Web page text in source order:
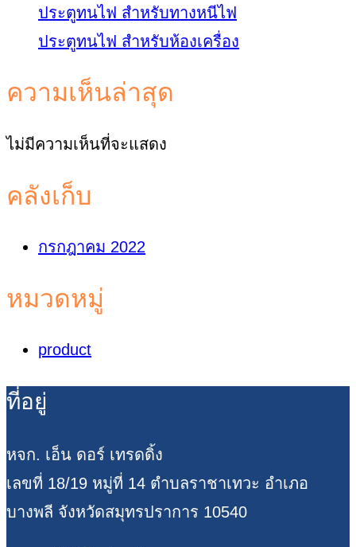
ประตูทนไฟ สำหรับทางหนีไฟ
ประตูทนไฟ สำหรับห้องเครื่อง
ความเห็นล่าสุด
ไม่มีความเห็นที่จะแสดง
คลังเก็บ
กรกฎาคม 2022
หมวดหมู่
product
ที่อยู่
หจก. เอ็น ดอร์ เทรดดิ้ง
เลขที่ 18/19 หมู่ที่ 14 ตำบลราชาเทวะ อำเภอ
บางพลี จังหวัดสมุทรปราการ 10540